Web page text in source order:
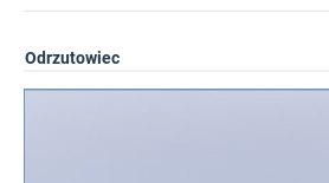
Odrzutowiec